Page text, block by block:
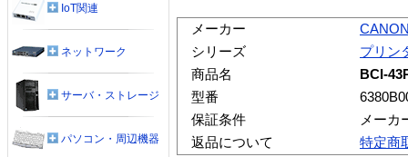
メーカー
シリーズ
プリン
商品名
BCI-
型番
保証条件
メーカ
返品について
特定商
IoT関連
ネットワーク
サーバ・ストレージ
パソコン・周辺機器